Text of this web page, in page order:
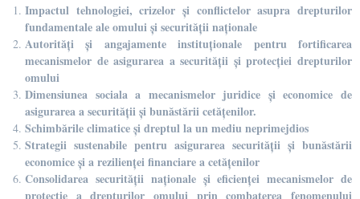
Impactul tehnologiei, crizelor și conflictelor asupra drepturilor
fundamentale ale omului și securității naționale
Autorități și angajamente instituționale pentru fortificarea
mecanismelor de asigurarea a securității și protecției drepturilor
omului
Dimensiunea sociala a mecanismelor juridice și economice de
asigurarea a securității și bunăstării cetățenilor.
Schimbările climatice și dreptul la un mediu neprimejdios
Strategii sustenabile pentru asigurarea securității și bunăstării
economice și a rezilienței financiare a cetățenilor
Consolidarea securității naționale și eficienței mecanismelor de
protecție a drepturilor omului prin combaterea fenomenului